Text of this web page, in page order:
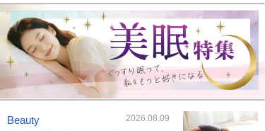
Beauty 2026.08.09